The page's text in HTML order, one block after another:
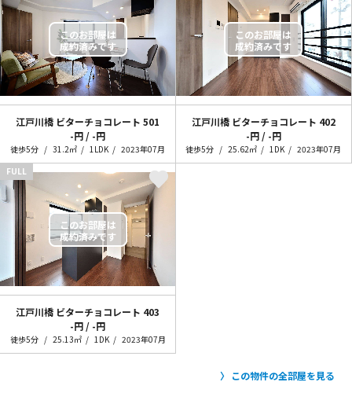
江戸川橋 ビターチョコレート 501
-円 / -円
徒歩5分 31.2㎡ 1LDK 2023年07月
江戸川橋 ビターチョコレート 402
-円 / -円
徒歩5分 25.62㎡ 1DK
2023年07月
FULL
江戸川橋 ビターチョコレート 403
-円 / -円
徒歩5分 25.13㎡ 1DK 2023年07月
この物件の全部屋を見る